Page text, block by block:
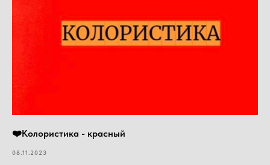
❤️Колористика - красный
08.11.2023